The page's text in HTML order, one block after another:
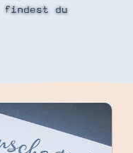
findest du